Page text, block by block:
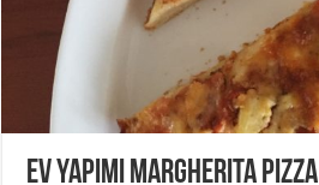
Ev Yapımı Margherita Pizza